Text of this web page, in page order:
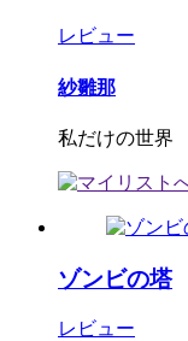
レビュー
紗雛那
私だけの世界
ゾンビの塔
レビュー